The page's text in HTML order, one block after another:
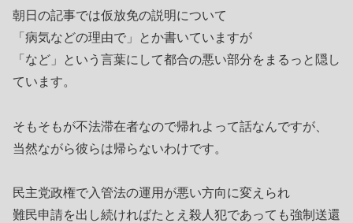
朝日の記事では仮放免の説明について
「病気などの理由で」とか書いていますが
「など」という言葉にして都合の悪い部分をまるっと隠し
ています。
そもそもが不法滞在者なので帰れよって話なんですが、
当然ながら彼らは帰らないわけです。
民主党政権で入管法の運用が悪い方向に変えられ
難民申請を出し続ければたとえ殺人犯であっても強制送還